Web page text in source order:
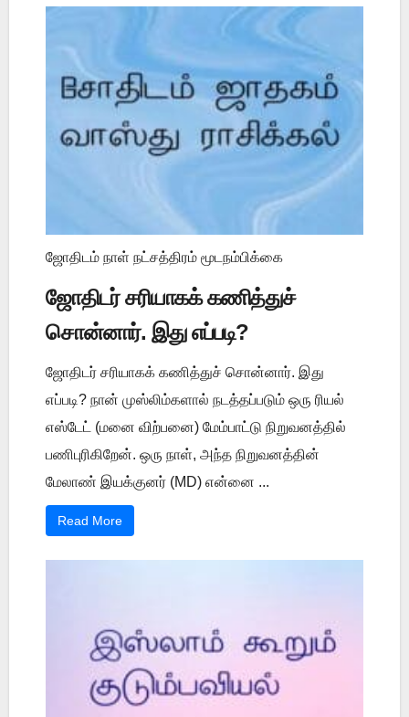
ஜோதிடம் நாள் நட்சத்திரம் மூடநம்பிக்கை
ஜோதிடர் சரியாகக் கணித்துச்
சொன்னார். இது எப்படி?
ஜோதிடர் சரியாகக் கணித்துச் சொன்னார். இது
எப்படி? நான் முஸ்லிம்களால் நடத்தப்படும் ஒரு ரியல்
எஸ்டேட் (மனை விற்பனை) மேம்பாட்டு நிறுவனத்தில்
பணிபுரிகிறேன். ஒரு நாள், அந்த நிறுவனத்தின்
மேலாண் இயக்குனர் (MD) என்னை ...
Read More